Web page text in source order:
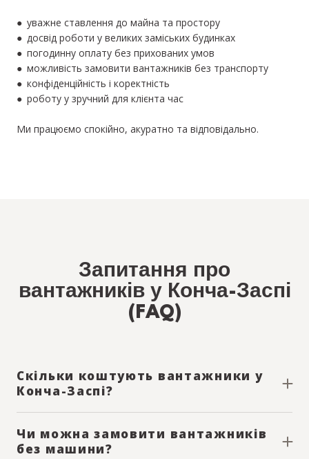
● уважне ставлення до майна та простору
● досвід роботи у великих заміських будинках
● погодинну оплату без прихованих умов
● можливість замовити вантажників без транспорту
● конфіденційність і коректність
● роботу у зручний для клієнта час
Ми працюємо спокійно, акуратно та відповідально.
Запитання про
вантажників у Конча-Заспі
(FAQ)
Скільки коштують вантажники у
Конча-Заспі?
робити вантажника стартує від 200 грн./год
Чи можна замовити вантажників
без машини?